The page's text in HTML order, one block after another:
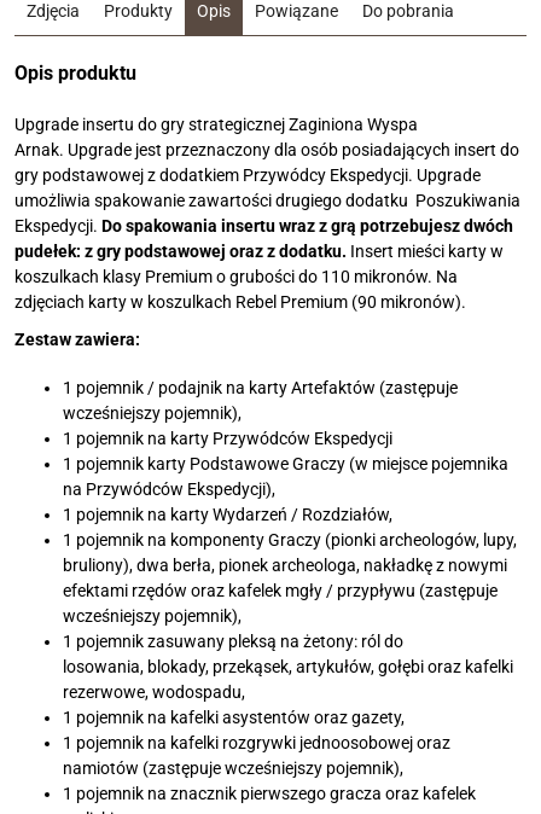
Zdjęcia Produkty Opis Powiązane Do pobrania
Opis produktu
Upgrade insertu do gry strategicznej Zaginiona Wyspa
Arnak. Upgrade jest przeznaczony dla osób posiadających insert do
gry podstawowej z dodatkiem Przywódcy Ekspedycji. Upgrade
umożliwia spakowanie zawartości drugiego dodatku Poszukiwania
Ekspedycji. Do spakowania insertu wraz z grą potrzebujesz dwóch
pudełek: z gry podstawowej oraz z dodatku. Insert mieści karty w
koszulkach klasy Premium o grubości do 110 mikronów. Na
zdjęciach karty w koszulkach Rebel Premium (90 mikronów).
Zestaw zawiera:
1 pojemnik / podajnik na karty Artefaktów (zastępuje
wcześniejszy pojemnik),
1 pojemnik na karty Przywódców Ekspedycji
1 pojemnik karty Podstawowe Graczy (w miejsce pojemnika
na Przywódców Ekspedycji),
1 pojemnik na karty Wydarzeń / Rozdziałów,
1 pojemnik na komponenty Graczy (pionki archeologów, lupy,
bruliony), dwa berła, pionek archeologa, nakładkę z nowymi
efektami rzędów oraz kafelek mgły / przypływu (zastępuje
wcześniejszy pojemnik),
1 pojemnik zasuwany pleksą na żetony: ról do
losowania, blokady, przekąsek, artykułów, gołębi oraz kafelki
rezerwowe, wodospadu,
1 pojemnik na kafelki asystentów oraz gazety,
1 pojemnik na kafelki rozgrywki jednoosobowej oraz
namiotów (zastępuje wcześniejszy pojemnik),
1 pojemnik na znacznik pierwszego gracza oraz kafelek